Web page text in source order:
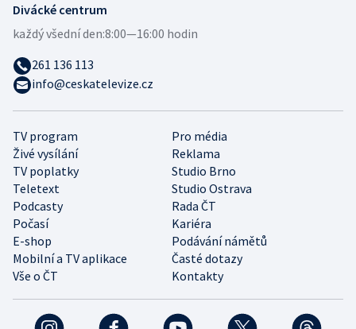
TV program
Pro média
Živé vysílání
Reklama
TV poplatky
Studio Brno
Teletext
Studio Ostrava
Podcasty
Rada ČT
Počasí
Kariéra
E-shop
Podávání námětů
Mobilní a TV aplikace
Časté dotazy
Vše o ČT
Kontakty
Divácké centrum
každý všední den:8:00—16:00 hodin
261 136 113
info@ceskatelevize.cz